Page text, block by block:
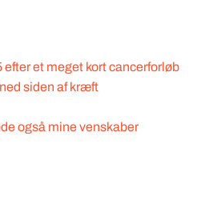
et meget kort cancerforløb
siden af kræft
også mine venskaber